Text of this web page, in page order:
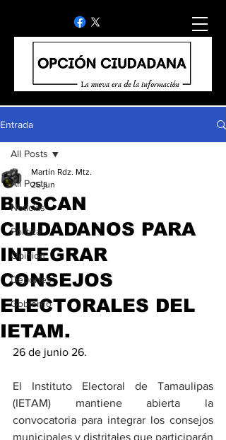
Entrada
All Posts
Noticias
Politica
Opinion
Deportes
Gobierno
All Posts
BUSCAN
CIUDADANOS PARA
INTEGRAR
CONSEJOS
ELECTORALES DEL
IETAM.
Martín Rdz. Mtz.
26 jun
26 de junio 26.
El Instituto Electoral de Tamaulipas
(IETAM) mantiene abierta la
convocatoria para integrar los consejos
municipales y distritales que participarán